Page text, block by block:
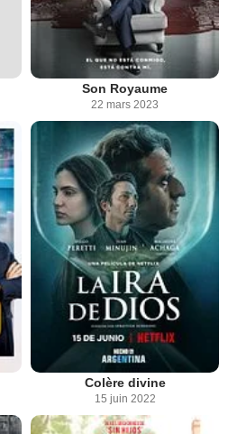
Son Royaume
22 mars 2023
Colère divine
15 juin 2022